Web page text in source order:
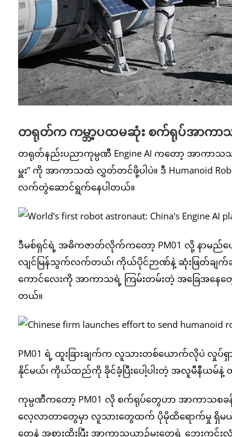
တရုတ်က ကမ္ဘာ့ပထမဆုံး စက်ရုပ်အာကာသ
တရုတ်နည်းပညာကုမ္ပဏီ Engine AI ကတော့ အာကာသသ
မှူး” ကို အာကာသထဲ လွှတ်တင်ဖို့ပါပဲ။ ဒီ Humanoid
လက်တွဲဆောင်ရွက်နေပါတယ်။
ဒီမစ်ရှင်ရဲ့ အဓိကဇာတ်လိုက်ကတော့ PM01 လို့ နာမည်ပေး
လျင်မြန်သွက်လက်တယ်၊ ကိုယ်ပိုင်ဉာဏ်နဲ့ ဆုံးဖြတ်ချက်ချ
ကောင်လေးကို အာကာသရဲ့ ကြမ်းတမ်းတဲ့ အခြေအနေ
တယ်။
PM01 ရဲ့ ထူးခြားချက်က လူသားတစ်ယောက်လိုပဲ လှုပ်ရှာ
နိုင်မယ်၊ ကိုယ်ထည်ကို ခိုင်ခံ့ပြီးပေါ့ပါးတဲ့ အလူမီနီယမ်
ကုမ္ပဏီကတော့ PM01 လို စက်ရုပ်တွေဟာ အာကာသစခန်း
လေ့လာတာတွေမှာ လူသားတွေထက် ပိုမိုထိရောက်မှု ရှိ
တွေနဲ့ အစားထိုးပြီး အာကာသယာဉ်မှူးတွေရဲ့ ဘေးကင်းလုံ